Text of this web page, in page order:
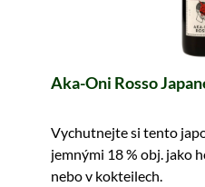
Aka-Oni Rosso
Vychutnejte si tento
jemnými 18 % obj. jako
nebo v kokteilech.